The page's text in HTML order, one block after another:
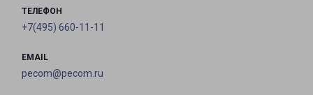
ТЕЛЕФОН
+7(495) 660-11-11
EMAIL
pecom@pecom.ru